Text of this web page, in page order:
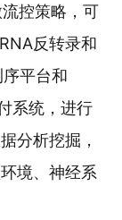
控策略，可
反转录和
平台和
系统，进行
分析挖掘，
境、神经系